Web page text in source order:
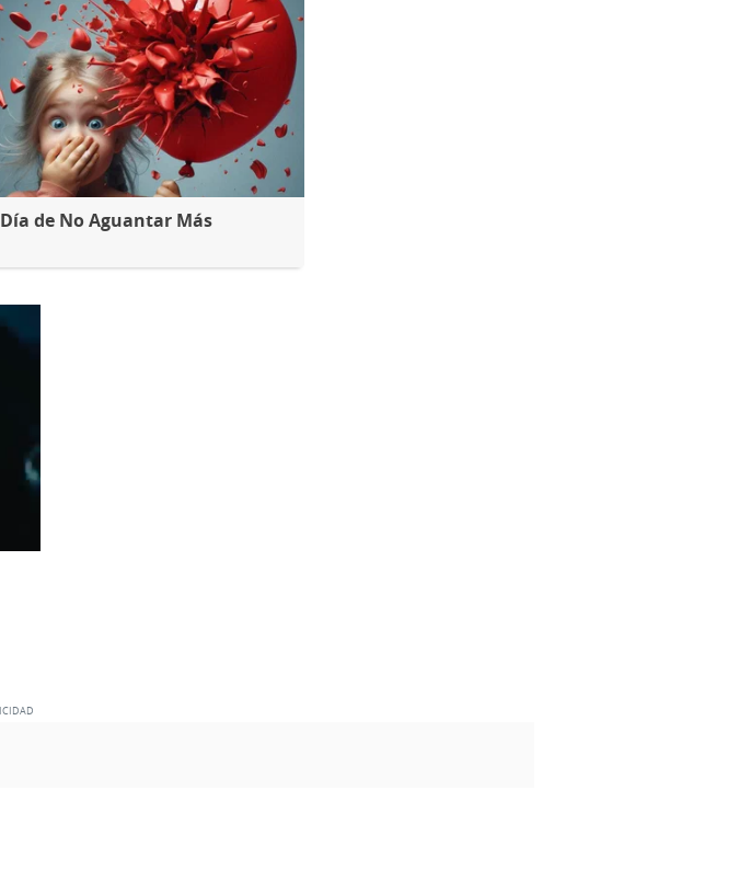
Día de No Aguantar Más